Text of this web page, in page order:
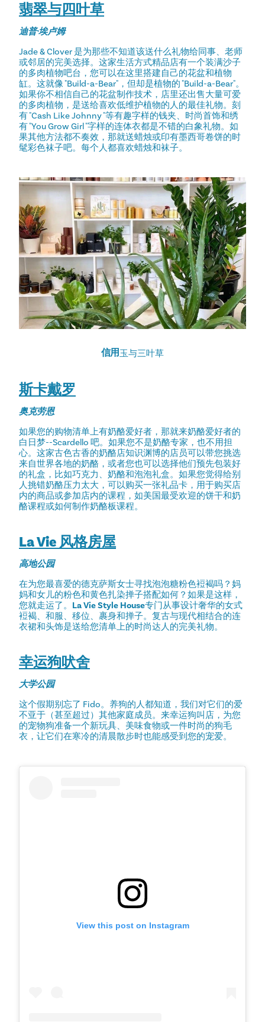
翡翠与四叶草
迪普·埃卢姆
Jade & Clover 是为那些不知道该送什么礼物给同事、老师
或邻居的完美选择。这家生活方式精品店有一个装满沙子
的多肉植物吧台，您可以在这里搭建自己的花盆和植物
缸。这就像 "Build-a-Bear"，但却是植物的 "Build-a-Bear"。
如果你不相信自己的花盆制作技术，店里还出售大量可爱
的多肉植物，是送给喜欢低维护植物的人的最佳礼物。刻
有 "Cash Like Johnny "等有趣字样的钱夹、时尚首饰和绣
有 "You Grow Girl "字样的连体衣都是不错的白象礼物。如
果其他方法都不奏效，那就送蜡烛或印有墨西哥卷饼的时
髦彩色袜子吧。每个人都喜欢蜡烛和袜子。
信用玉与三叶草
斯卡戴罗
奥克劳恩
如果您的购物清单上有奶酪爱好者，那就来奶酪爱好者的
白日梦--Scardello 吧。如果您不是奶酪专家，也不用担
心。这家古色古香的奶酪店知识渊博的店员可以带您挑选
来自世界各地的奶酪，或者您也可以选择他们预先包装好
的礼盒，比如巧克力、奶酪和泡泡礼盒。如果您觉得给别
人挑错奶酪压力太大，可以购买一张礼品卡，用于购买店
内的商品或参加店内的课程，如美国最受欢迎的饼干和奶
酪课程或如何制作奶酪板课程。
La Vie 风格房屋
高地公园
在为您最喜爱的德克萨斯女士寻找泡泡糖粉色裋褐吗？妈
妈和女儿的粉色和黄色扎染掸子搭配如何？如果是这样，
您就走运了。 La Vie Style House专门从事设计奢华的女式
裋褐、和服、移位、裹身和掸子。复古与现代相结合的连
衣裙和头饰是送给您清单上的时尚达人的完美礼物。
幸运狗吠舍
大学公园
这个假期别忘了 Fido。养狗的人都知道，我们对它们的爱
不亚于（甚至超过）其他家庭成员。来幸运狗叫店，为您
的宠物狗准备一个新玩具、美味食物或一件时尚的狗毛
衣，让它们在寒冷的清晨散步时也能感受到您的宠爱。
View this post on Instagram